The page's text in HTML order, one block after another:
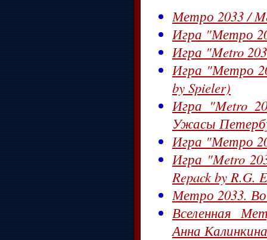
Метро 2033 /
Игра "Метро
Игра "Metro
Игра "Метро
by Spieler)
Игра "Metro
Ужасы
Игра "Метро
Игра "Metro
Repack by R.G.
Метро 2033.
Вселенная
Анна